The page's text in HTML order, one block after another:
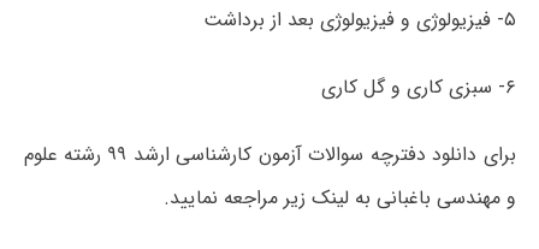
۵- فیزیولوژی و فیزیولوژی بعد از برداشت
۶- سبزی کاری و گل کاری
برای دانلود دفترچه سوالات آزمون کارشناسی ارشد ۹۹ رشته علوم
و مهندسی باغبانی به لینک زیر مراجعه نمایید.